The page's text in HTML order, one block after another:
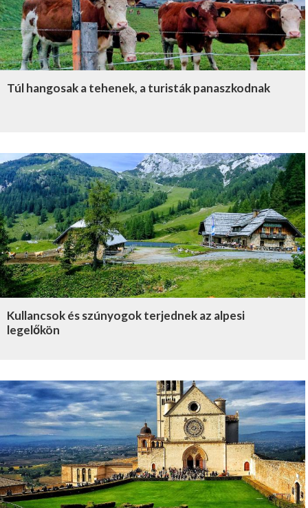
Túl hangosak a tehenek, a turisták panaszkodnak
Kullancsok és szúnyogok terjednek az alpesi
legelőkön